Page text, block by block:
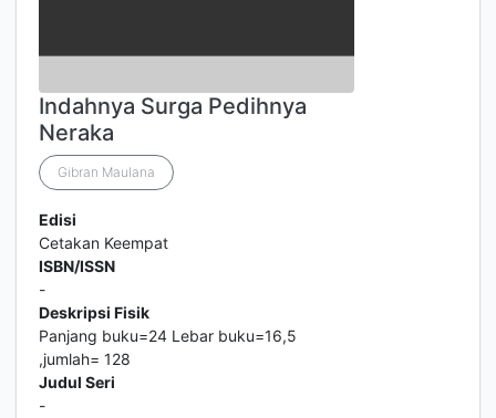
Indahnya Surga Pedihnya
Neraka
Gibran Maulana
Edisi
Cetakan Keempat
ISBN/ISSN
-
Deskripsi Fisik
Panjang buku=24 Lebar buku=16,5
,jumlah= 128
Judul Seri
-